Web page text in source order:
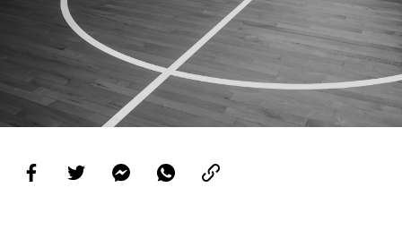
PROJETOS
LIGA BETCLIC MASCULINA
LIGA BETCLIC FEMININA